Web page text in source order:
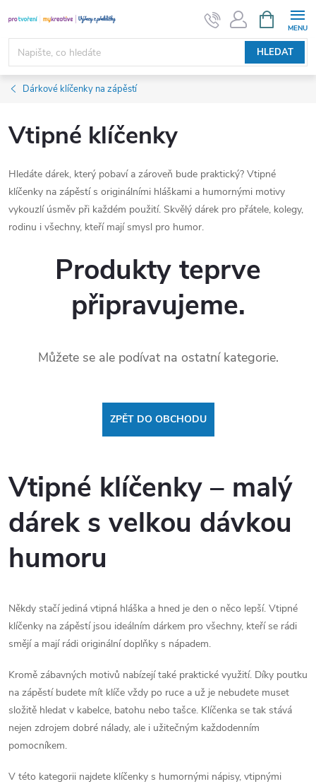
na
obsah
HLEDAT
NÁKUPNÍ
KOŠÍK
Dárkové klíčenky na zápěstí
Vtipné klíčenky
Hledáte dárek, který pobaví a zároveň bude praktický? Vtipné
klíčenky na zápěstí s originálními hláškami a humornými motivy
vykouzlí úsměv při každém použití. Skvělý dárek pro přátele, kolegy,
rodinu i všechny, kteří mají smysl pro humor.
Produkty teprve
připravujeme.
Můžete se ale podívat na ostatní kategorie.
ZPĚT DO OBCHODU
Vtipné klíčenky – malý
dárek s velkou dávkou
humoru
Někdy stačí jediná vtipná hláška a hned je den o něco lepší. Vtipné
klíčenky na zápěstí jsou ideálním dárkem pro všechny, kteří se rádi
smějí a mají rádi originální doplňky s nápadem.
Kromě zábavných motivů nabízejí také praktické využití. Díky poutku
na zápěstí budete mít klíče vždy po ruce a už je nebudete muset
složitě hledat v kabelce, batohu nebo tašce. Klíčenka se tak stává
nejen zdrojem dobré nálady, ale i užitečným každodenním
pomocníkem.
V této kategorii najdete klíčenky s humornými nápisy, vtipnými